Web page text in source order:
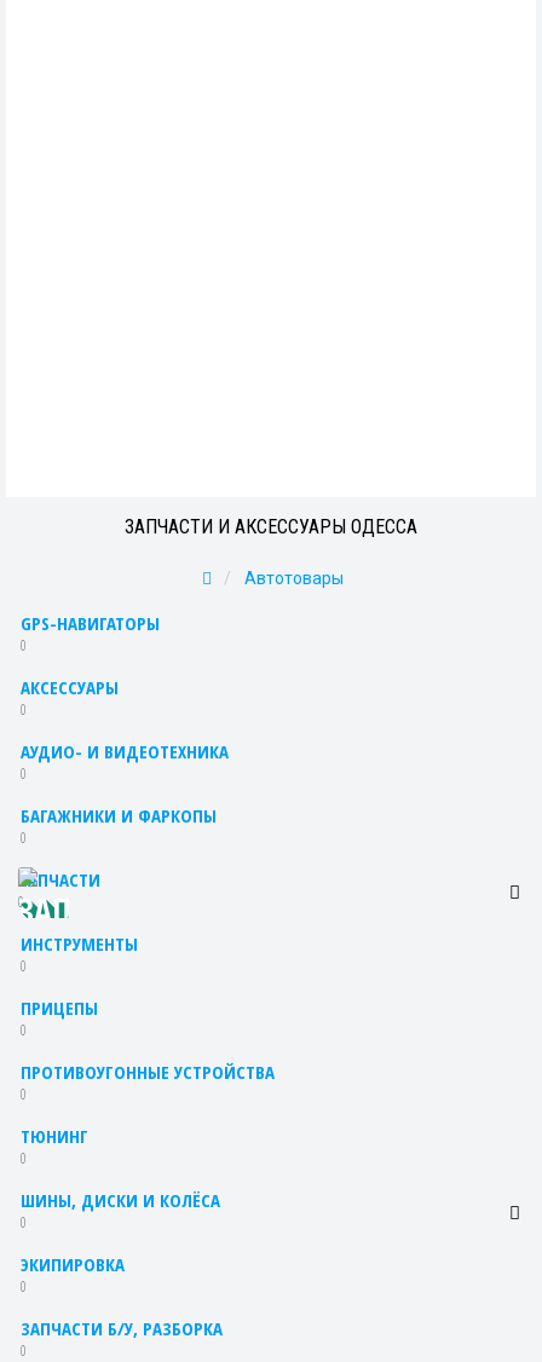
ЗАПЧАСТИ И АКСЕССУАРЫ ОДЕССА
Автотовары
GPS-НАВИГАТОРЫ
0
АКСЕССУАРЫ
0
АУДИО- И ВИДЕОТЕХНИКА
0
БАГАЖНИКИ И ФАРКОПЫ
0
ЗАПЧАСТИ
0
ИНСТРУМЕНТЫ
0
ПРИЦЕПЫ
0
ПРОТИВОУГОННЫЕ УСТРОЙСТВА
0
ТЮНИНГ
0
ШИНЫ, ДИСКИ И КОЛЁСА
0
ЭКИПИРОВКА
0
ЗАПЧАСТИ Б/У, РАЗБОРКА
0